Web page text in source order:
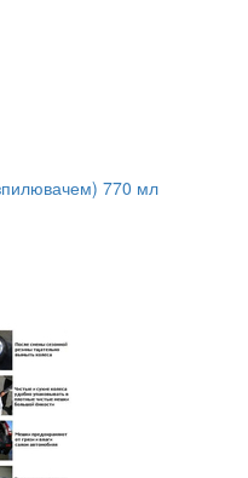
770 мл